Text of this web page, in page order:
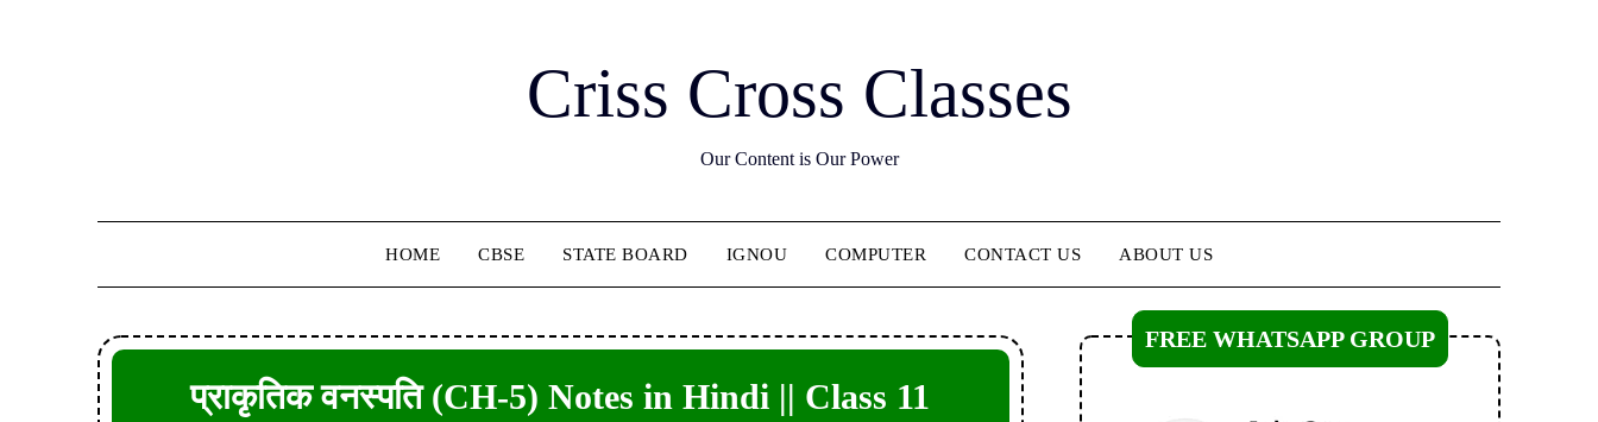
Criss Cross Classes
Our Content is Our Power
HOME CBSE STATE BOARD IGNOU COMPUTER CONTACT US ABOUT US
प्राकृतिक वनस्पति (CH-5) Notes in Hindi || Class 11
FREE WHATSAPP GROUP